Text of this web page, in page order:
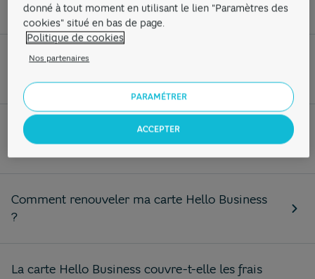
prélèvement effectué sur mon compte pro ?
Puis-je avoir plusieurs compte professionnel
Comment payer des achats en ligne avec ma
carte bancaire pro ?
Comment renouveler ma carte Hello Business
?
La carte Hello Business couvre-t-elle les frais
donné à tout moment en utilisant le lien "Paramètres des
cookies" situé en bas de page.
Politique de cookies
Nos partenaires
PARAMÉTRER
ACCEPTER